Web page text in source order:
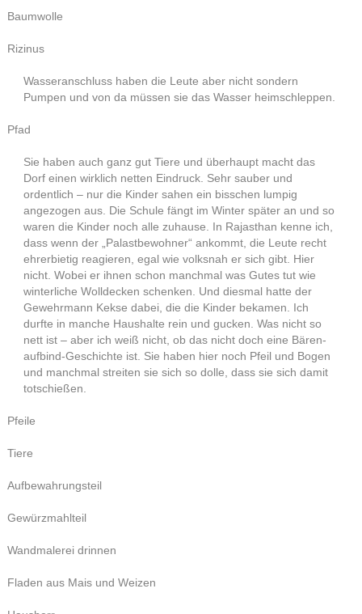
Baumwolle
Rizinus
Wasseranschluss haben die Leute aber nicht sondern
Pumpen und von da müssen sie das Wasser heimschleppen.
Pfad
Sie haben auch ganz gut Tiere und überhaupt macht das
Dorf einen wirklich netten Eindruck. Sehr sauber und
ordentlich – nur die Kinder sahen ein bisschen lumpig
angezogen aus. Die Schule fängt im Winter später an und so
waren die Kinder noch alle zuhause. In Rajasthan kenne ich,
dass wenn der „Palastbewohner“ ankommt, die Leute recht
ehrerbietig reagieren, egal wie volksnah er sich gibt. Hier
nicht. Wobei er ihnen schon manchmal was Gutes tut wie
winterliche Wolldecken schenken. Und diesmal hatte der
Gewehrmann Kekse dabei, die die Kinder bekamen. Ich
durfte in manche Haushalte rein und gucken. Was nicht so
nett ist – aber ich weiß nicht, ob das nicht doch eine Bären-
aufbind-Geschichte ist. Sie haben hier noch Pfeil und Bogen
und manchmal streiten sie sich so dolle, dass sie sich damit
totschießen.
Pfeile
Tiere
Aufbewahrungsteil
Gewürzmahlteil
Wandmalerei drinnen
Fladen aus Mais und Weizen